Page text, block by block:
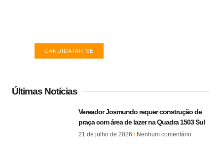
CANDIDATAR-SE
Últimas Notícias
Vereador Josmundo requer construção de
praça com área de lazer na Quadra 1503 Sul
21 de julho de 2026 Nenhum comentário